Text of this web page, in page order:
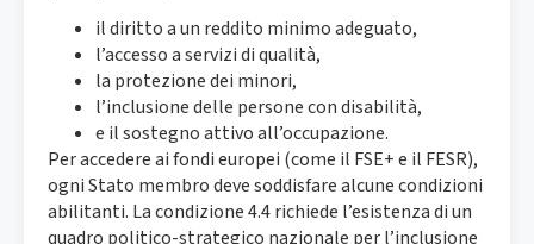
il diritto a un reddito minimo adeguato,
l’accesso a servizi di qualità,
la protezione dei minori,
l’inclusione delle persone con disabilità,
e il sostegno attivo all’occupazione.
Per accedere ai fondi europei (come il FSE+ e il FESR),
ogni Stato membro deve soddisfare alcune condizioni
abilitanti. La condizione 4.4 richiede l’esistenza di un
quadro politico-strategico nazionale per l’inclusione